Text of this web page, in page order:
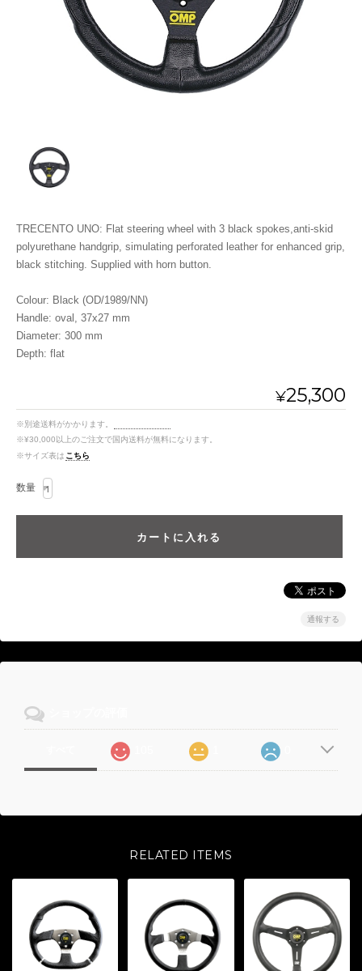
TRECENTO UNO: Flat steering wheel with 3 black spokes,anti-skid
polyurethane handgrip, simulating perforated leather for enhanced grip,
black stitching. Supplied with horn button.
Colour: Black (OD/1989/NN)
Handle: oval, 37x27 mm
Diameter: 300 mm
Depth: flat
¥25,300
※別途送料がかかります。
※¥30,000以上のご注文で国内送料が無料になります。
※サイズ表は こちら
数量
通報する
RELATED ITEMS